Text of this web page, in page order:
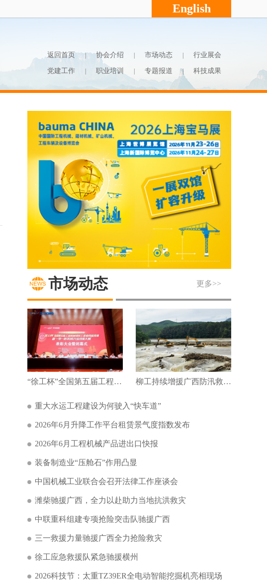
English
返回首页 协会介绍 市场动态 行业展会
党建工作 职业培训 专题报道 | 科技成果
市场动态 更多>>
“徐工杯”全国第五届工程机械维修工职业技能竞赛暨“一带一路”机械行业技能大赛圆满落幕 柳工持续增援广西防汛救灾及灾后重建
重大水运工程建设为何驶入“快车道”
2026年6月升降工作平台租赁景气度指数发布
2026年6月工程机械产品进出口快报
装备制造业“压舱石”作用凸显
中国机械工业联合会召开法律工作座谈会
潍柴驰援广西，全力以赴助力当地抗洪救灾
中联重科组建专项抢险突击队驰援广西
三一救援力量驰援广西全力抢险救灾
徐工应急救援队紧急驰援横州
2026科技节：太重TZ39ER全电动智能挖掘机亮相现场